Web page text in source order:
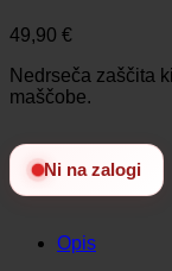
49,90 €
Nedrseča zaščita
maščobe.
Ni na zalogi
Opis